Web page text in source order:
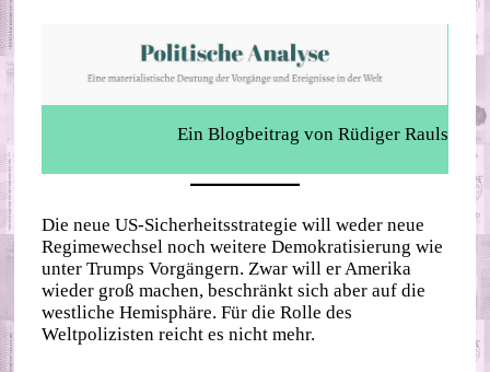
Ein Blogbeitrag von Rüdiger Rauls
Die neue US-Sicherheitsstrategie will weder neue
Regimewechsel noch weitere Demokratisierung wie
unter Trumps Vorgängern. Zwar will er Amerika
wieder groß machen, beschränkt sich aber auf die
westliche Hemisphäre. Für die Rolle des
Weltpolizisten reicht es nicht mehr.